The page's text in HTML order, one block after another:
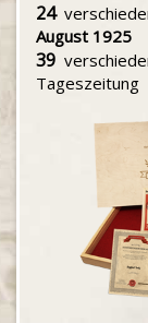
24
August 1925
39
Tageszeitung